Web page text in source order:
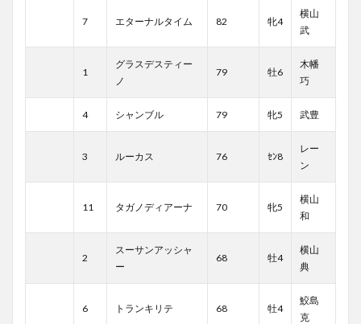
7 エターナルタイム 82 牝4
横山
武
1
グラスデスティー
ノ
79 牡6
木幡
巧
4 シャンブル 79 牝5 武豊
3 ルーカス 76 ｾﾝ8
レー
ン
11 タガノディアーナ 70 牝5
横山
和
2
スーサンアッシャ
ー
68 牡4
横山
典
6 トランキリテ 68 牡4
鮫島
克